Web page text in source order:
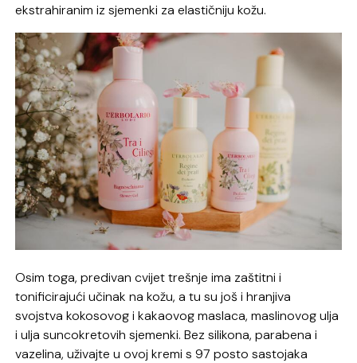
ekstrahiranim iz sjemenki za elastičniju kožu.
Osim toga, predivan cvijet trešnje ima zaštitni i
tonificirajući učinak na kožu, a tu su još i hranjiva
svojstva kokosovog i kakaovog maslaca, maslinovog ulja
i ulja suncokretovih sjemenki. Bez silikona, parabena i
vazelina, uživajte u ovoj kremi s 97 posto sastojaka